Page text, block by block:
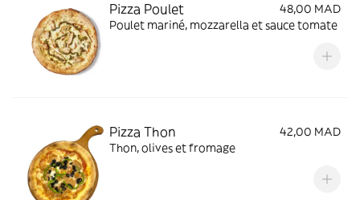
Pizza Poulet
48,00 MAD
Poulet mariné, mozzarella et sauce tomate
Pizza Thon
42,00 MAD
Thon, olives et fromage